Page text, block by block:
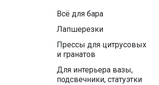
Всё для бара
Лапшерезки
Прессы для цитрусовых
и гранатов
Для интерьера вазы,
подсвечники, статуэтки